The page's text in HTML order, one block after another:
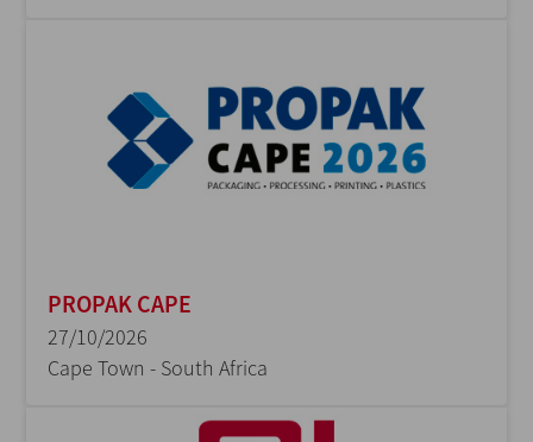
PROPAK CAPE
27/10/2026
Cape Town - South Africa